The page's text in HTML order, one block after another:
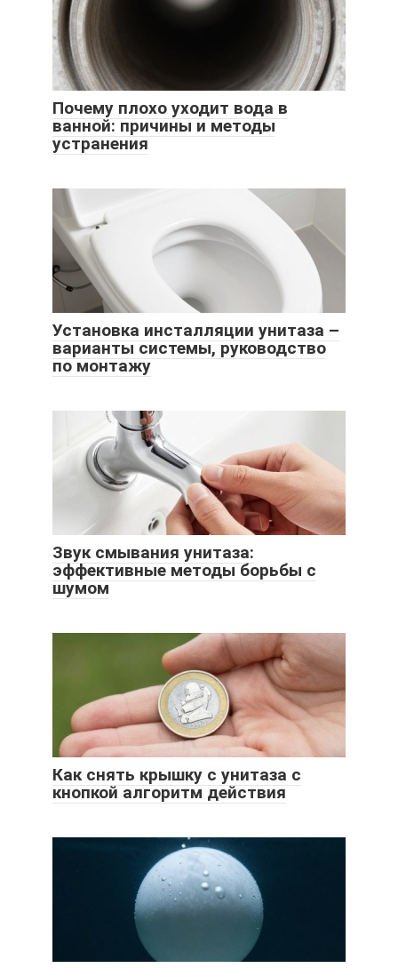
Почему плохо уходит вода в
ванной: причины и методы
устранения
Установка инсталляции унитаза –
варианты системы, руководство
по монтажу
Звук смывания унитаза:
эффективные методы борьбы с
шумом
Как снять крышку с унитаза с
кнопкой алгоритм действия